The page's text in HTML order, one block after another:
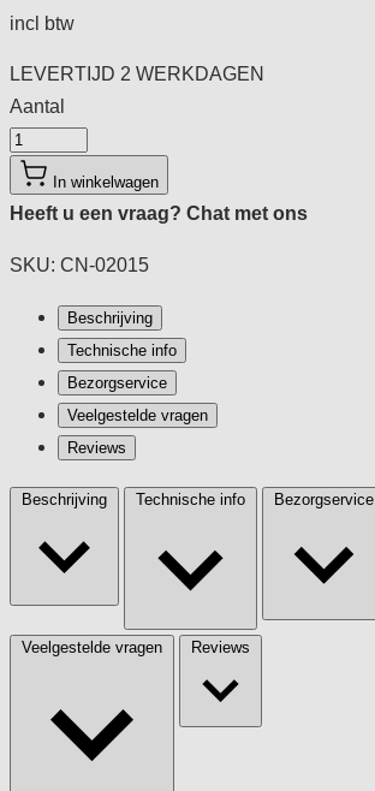
incl btw
LEVERTIJD 2 WERKDAGEN
Aantal
Aantal
In winkelwagen
Heeft u een vraag? Chat met ons
SKU: CN-02015
Beschrijving
Technische info
Bezorgservice
Veelgestelde vragen
Reviews
Beschrijving Technische info Bezorgservice
Veelgestelde vragen Reviews